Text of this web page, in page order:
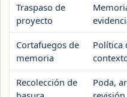
Traspaso de
proyecto
Cortafuegos de
memoria
Política
Recolección de
Poda,